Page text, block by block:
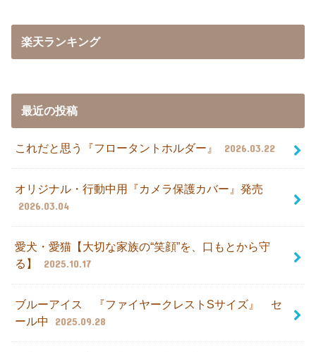
楽天ランキング
最近の投稿
これだと思う『フロータントホルダー』 2026.03.22
オリジナル・行動中用『カメラ保護カバー』発売
2026.03.04
愛犬・愛猫【大切な家族の“笑顔”を、口もとから守
る】
2025.10.17
ブルーアイス 『ファイヤークレストSサイズ』 セ
ール中
2025.09.28